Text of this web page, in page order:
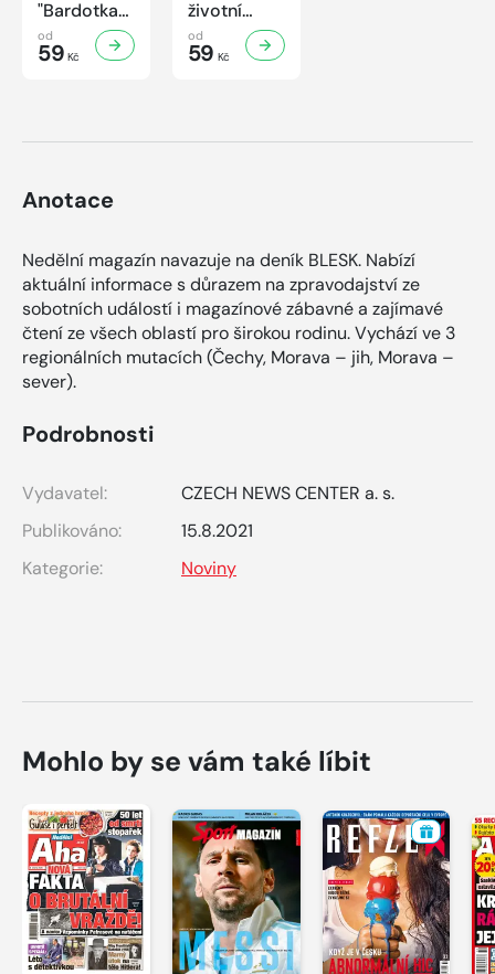
"Bardotka"
Jana
Brejchová
Mezi slávou
od
59 Kč
životní
příběh
sympaťáka
českého
od
59 Kč
Anotace
Nedělní magazín navazuje na deník BLESK. Nabízí
aktuální informace s důrazem na zpravodajství ze
sobotních událostí i magazínové zábavné a zajímavé
čtení ze všech oblastí pro širokou rodinu. Vychází ve 3
regionálních mutacích (Čechy, Morava – jih, Morava –
sever).
Podrobnosti
Vydavatel:
CZECH NEWS CENTER a. s.
Publikováno:
15.8.2021
Kategorie:
Noviny
Mohlo by se vám také líbit